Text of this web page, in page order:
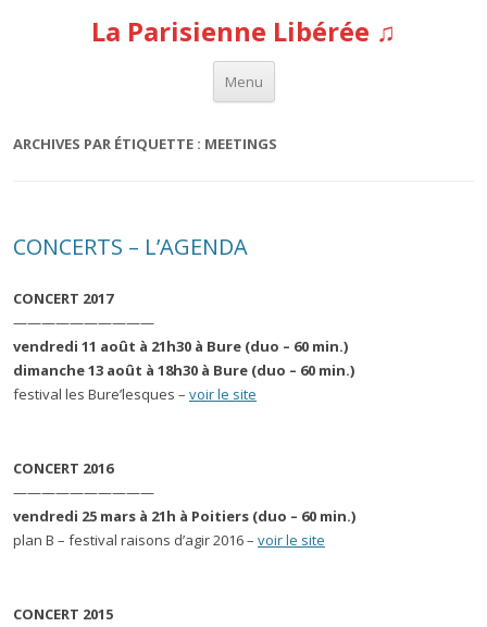
La Parisienne Libérée ♫
Menu
Aller au contenu
ARCHIVES PAR ÉTIQUETTE : MEETINGS
CONCERTS – L’AGENDA
CONCERT 2017
——————————
vendredi 11 août à 21h30 à Bure (duo – 60 min.)
dimanche 13 août à 18h30 à Bure (duo – 60 min.)
festival les Bure’lesques – voir le site
CONCERT 2016
——————————
vendredi 25 mars à 21h à Poitiers (duo – 60 min.)
plan B – festival raisons d’agir 2016 – voir le site
CONCERT 2015